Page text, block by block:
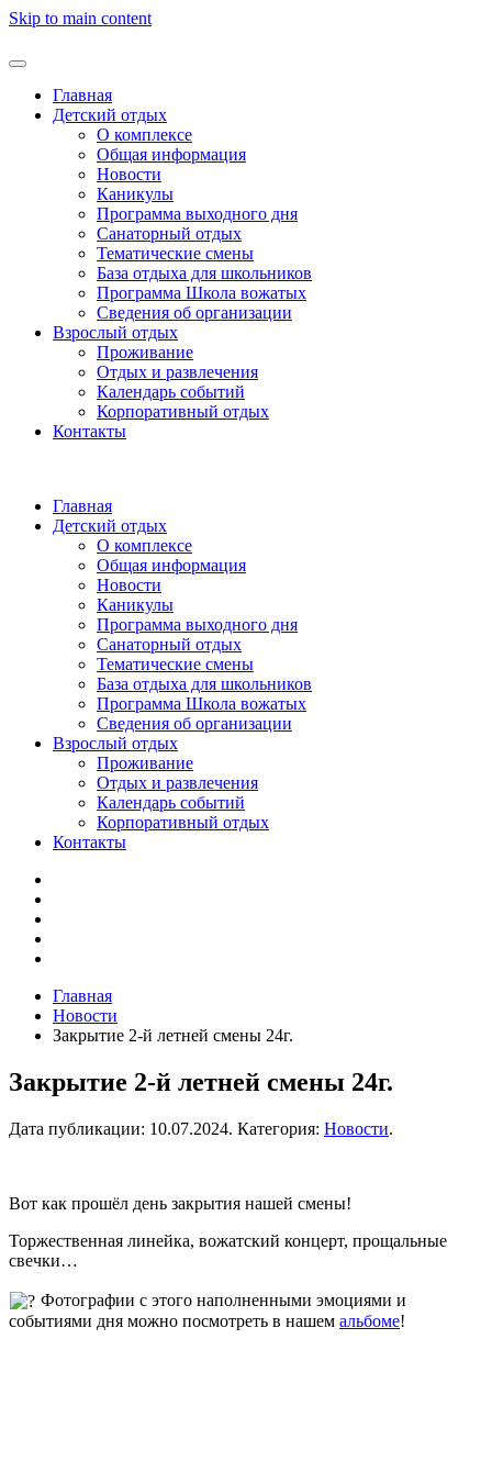
Skip to main content
Главная
Детский отдых
О комплексе
Общая информация
Новости
Каникулы
Программа выходного дня
Санаторный отдых
Тематические смены
База отдыха для школьников
Программа Школа вожатых
Cведения об организации
Взрослый отдых
Проживание
Отдых и развлечения
Календарь событий
Корпоративный отдых
Контакты
Главная
Детский отдых
О комплексе
Общая информация
Новости
Каникулы
Программа выходного дня
Санаторный отдых
Тематические смены
База отдыха для школьников
Программа Школа вожатых
Cведения об организации
Взрослый отдых
Проживание
Отдых и развлечения
Календарь событий
Корпоративный отдых
Контакты
Главная
Новости
Закрытие 2-й летней смены 24г.
Закрытие 2-й летней смены 24г.
Дата публикации: 10.07.2024. Категория: Новости.
Вот как прошёл день закрытия нашей смены!
Торжественная линейка, вожатский концерт, прощальные
свечки…
Фотографии с этого наполненными эмоциями и
событиями дня можно посмотреть в нашем альбоме!